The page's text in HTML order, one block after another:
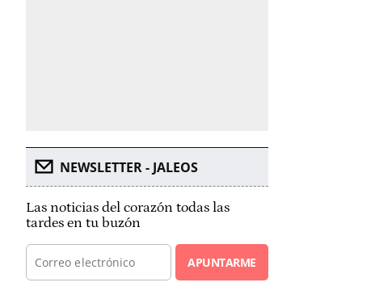
NEWSLETTER - JALEOS
Las noticias del corazón todas las
tardes en tu buzón
APUNTARME